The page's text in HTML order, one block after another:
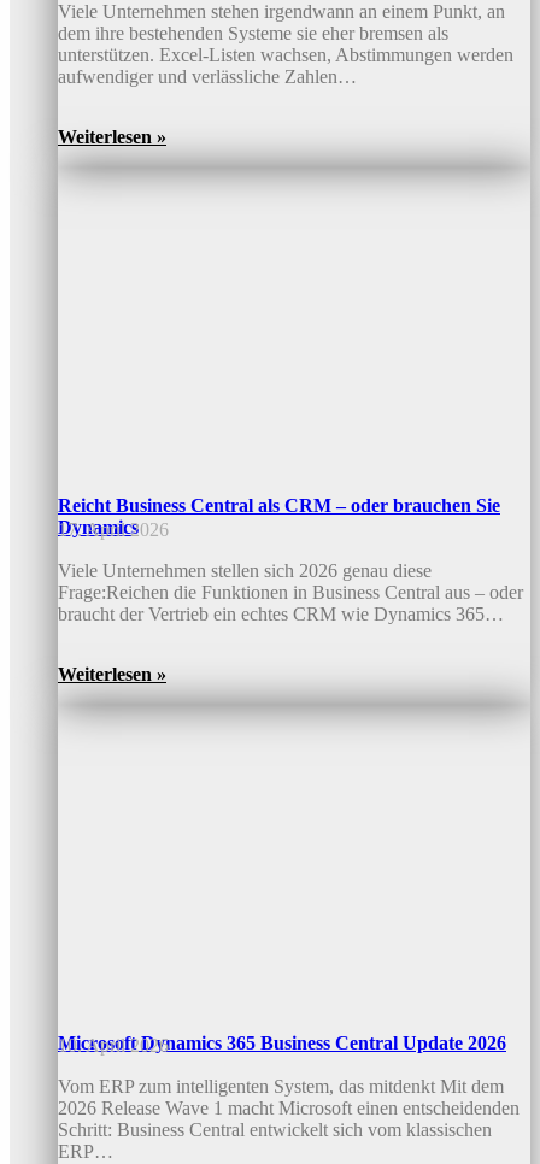
Viele Unternehmen stehen irgendwann an einem Punkt, an
dem ihre bestehenden Systeme sie eher bremsen als
unterstützen. Excel-Listen wachsen, Abstimmungen werden
aufwendiger und verlässliche Zahlen…
Weiterlesen »
Reicht Business Central als CRM – oder brauchen Sie
Dynamics
17. April 2026
Viele Unternehmen stellen sich 2026 genau diese
Frage:Reichen die Funktionen in Business Central aus – oder
braucht der Vertrieb ein echtes CRM wie Dynamics 365…
Weiterlesen »
Microsoft Dynamics 365 Business Central Update 2026
10. April 2026
Vom ERP zum intelligenten System, das mitdenkt Mit dem
2026 Release Wave 1 macht Microsoft einen entscheidenden
Schritt: Business Central entwickelt sich vom klassischen
ERP…